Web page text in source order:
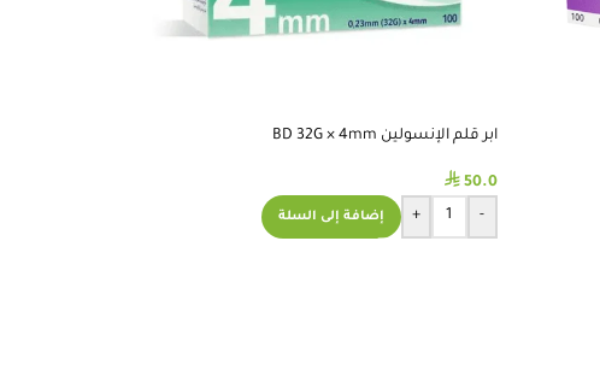
ابر قلم الإنسولين BD 32G × 4mm
⃁50.0
-
+ إضافة إلى السلة